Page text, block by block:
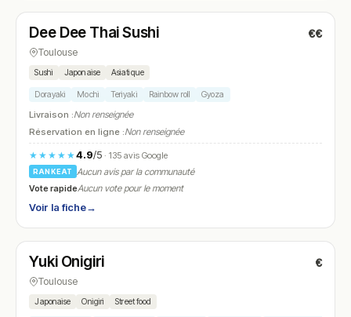
N° 8
Dee Dee Thai Sushi €€
Toulouse
Sushi Japonaise Asiatique
Dorayaki Mochi Teriyaki Rainbow roll Gyoza
Livraison :Non renseignée
Réservation en ligne :Non renseignée
★★★★★4.9/5· 135 avis Google
RANKEAT
Aucun avis par la communauté
Vote rapideAucun vote pour le moment
Voir la fiche→
N° 9
Yuki Onigiri €
Toulouse
Japonaise Onigiri Street food